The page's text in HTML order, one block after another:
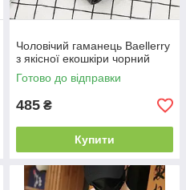
Чоловічий гаманець Baellerry
з якісної екошкіри чорний
Готово до відправки
485 ₴
Купити